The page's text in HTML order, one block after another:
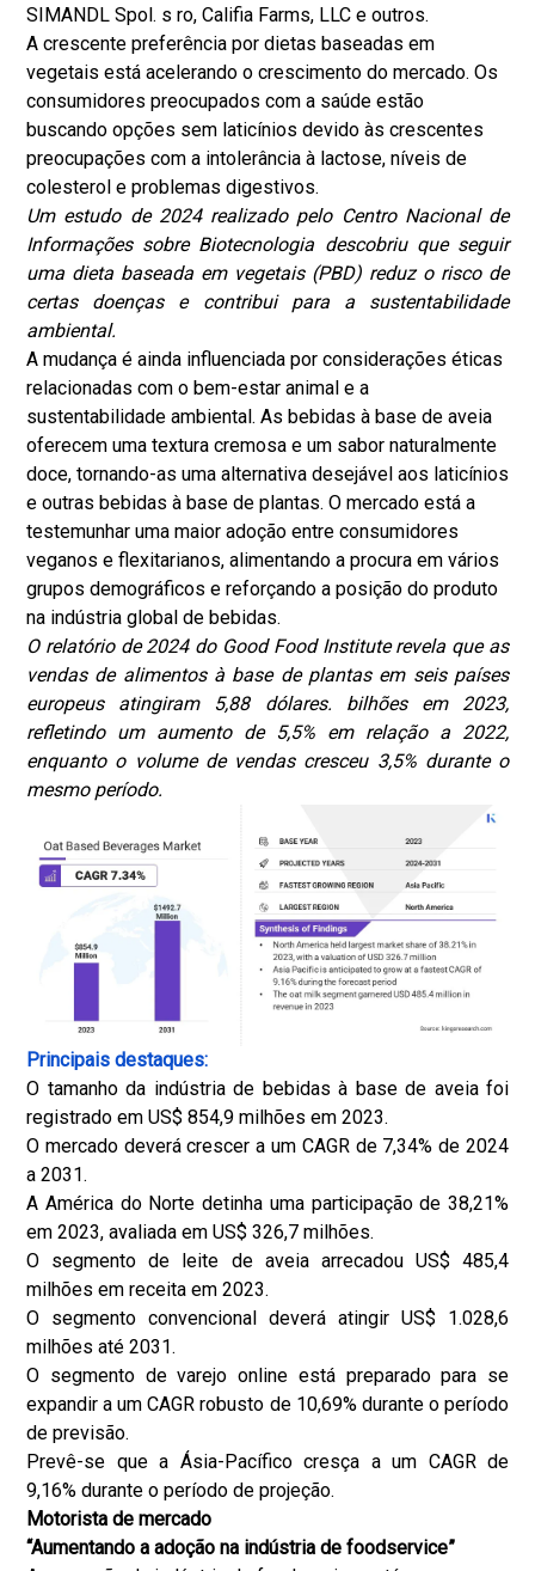
SIMANDL Spol. s ro, Califia Farms, LLC e outros.
A crescente preferência por dietas baseadas em
vegetais está acelerando o crescimento do mercado. Os
consumidores preocupados com a saúde estão
buscando opções sem laticínios devido às crescentes
preocupações com a intolerância à lactose, níveis de
colesterol e problemas digestivos.
Um estudo de 2024 realizado pelo Centro Nacional de
Informações sobre Biotecnologia descobriu que seguir
uma dieta baseada em vegetais (PBD) reduz o risco de
certas doenças e contribui para a sustentabilidade
ambiental.
A mudança é ainda influenciada por considerações éticas
relacionadas com o bem-estar animal e a
sustentabilidade ambiental. As bebidas à base de aveia
oferecem uma textura cremosa e um sabor naturalmente
doce, tornando-as uma alternativa desejável aos laticínios
e outras bebidas à base de plantas. O mercado está a
testemunhar uma maior adoção entre consumidores
veganos e flexitarianos, alimentando a procura em vários
grupos demográficos e reforçando a posição do produto
na indústria global de bebidas.
O relatório de 2024 do Good Food Institute revela que as
vendas de alimentos à base de plantas em seis países
europeus atingiram 5,88 dólares.
bilhões em 2023,
refletindo um aumento de 5,5% em relação a 2022,
enquanto o volume de vendas cresceu 3,5% durante o
mesmo período.
Principais destaques:
O tamanho da indústria de bebidas à base de aveia foi
registrado em US$ 854,9 milhões em 2023.
O mercado deverá crescer a um CAGR de 7,34% de 2024
a 2031.
A América do Norte detinha uma participação de 38,21%
em 2023, avaliada em US$ 326,7 milhões.
O segmento de leite de aveia arrecadou US$ 485,4
milhões em receita em 2023.
O segmento convencional deverá atingir US$ 1.028,6
milhões até 2031.
O segmento de varejo online está preparado para se
expandir a um CAGR robusto de 10,69% durante o período
de previsão.
Prevê-se que a Ásia-Pacífico cresça a um CAGR de
9,16% durante o período de projeção.
Motorista de mercado
“Aumentando a adoção na indústria de foodservice”